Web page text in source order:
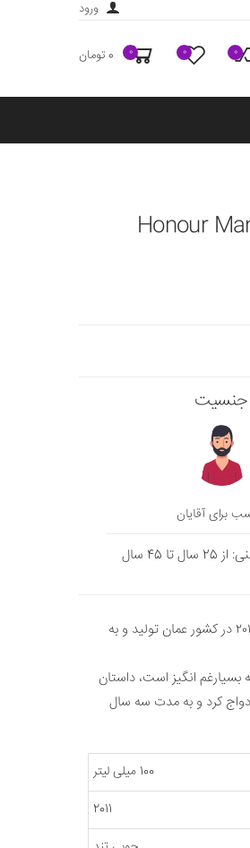
ورود
0
0
0 0 تومان
جنسیت
برای آقایان
45 سال
عطر ادکلن آمواج هانر مردانه | Honour Man Amouage در سال ۲۰۱۱ در کشور عمان تولید و به
بسیارغم انگیز است، داستان
کرد و به مدت سه سال
100 میلی لیتر
2011